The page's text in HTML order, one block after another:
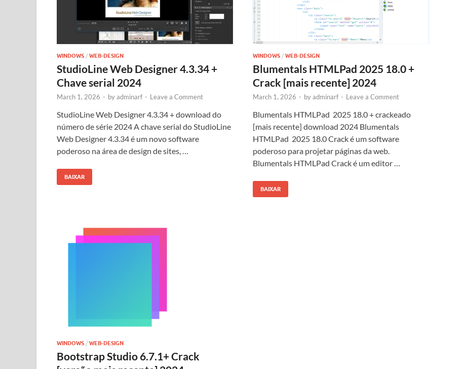
WINDOWS / WEB-DESIGN
StudioLine Web Designer 4.3.34 +
Chave serial 2024
March 1, 2026 - byadminarf - Leave a Comment
StudioLine Web Designer 4.3.34 + download do
número de série 2024 A chave serial do StudioLine
Web Designer 4.3.34 é um novo software
poderoso na área de design de sites, …
BAIXAR
WINDOWS / WEB-DESIGN
Blumentals HTMLPad 2025 18.0 +
Crack [mais recente] 2024
March 1, 2026 - byadminarf - Leave a Comment
Blumentals HTMLPad 2025 18.0 + crackeado
[mais recente] download 2024 Blumentals
HTMLPad 2025 18.0 Crack é um software
poderoso para projetar páginas da web.
Blumentals HTMLPad Crack é um editor …
BAIXAR
WINDOWS / WEB-DESIGN
Bootstrap Studio 6.7.1+ Crack